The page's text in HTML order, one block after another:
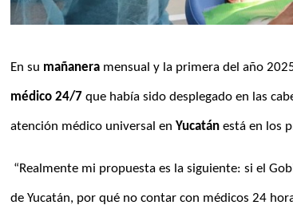
En su mañanera mensual y la primera del año
médico 24/7 que había sido desplegado en las
atención médico universal en Yucatán está en los
de Yucatán, por qué no contar con médicos 24